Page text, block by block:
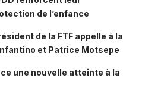
de l’enfance
de la FTF appelle à la
et Patrice Motsepe
une nouvelle atteinte à la